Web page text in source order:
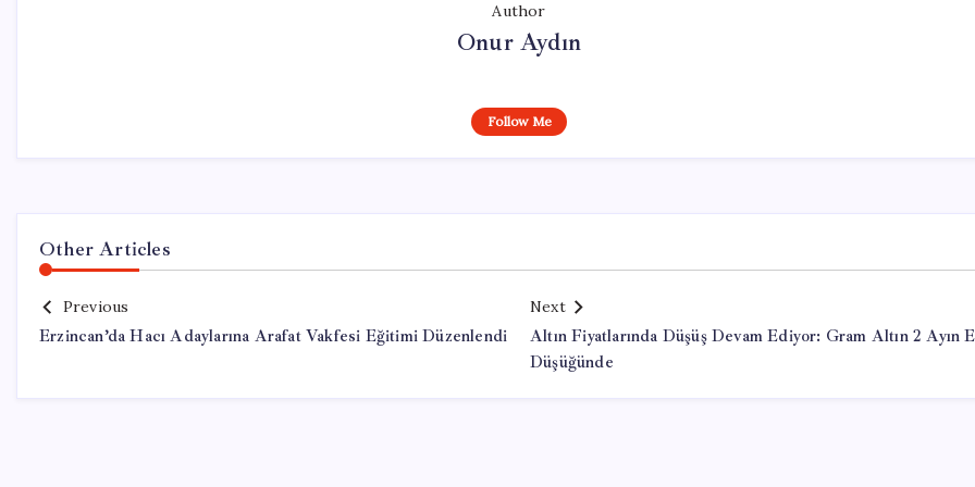
Author
Onur Aydın
Follow Me
Other Articles
Previous
Erzincan’da Hacı Adaylarına Arafat Vakfesi Eğitimi Düzenlendi
Next
Altın Fiyatlarında Düşüş Devam Ediyor: Gram Altın 2 Ayın
Düşüğünde